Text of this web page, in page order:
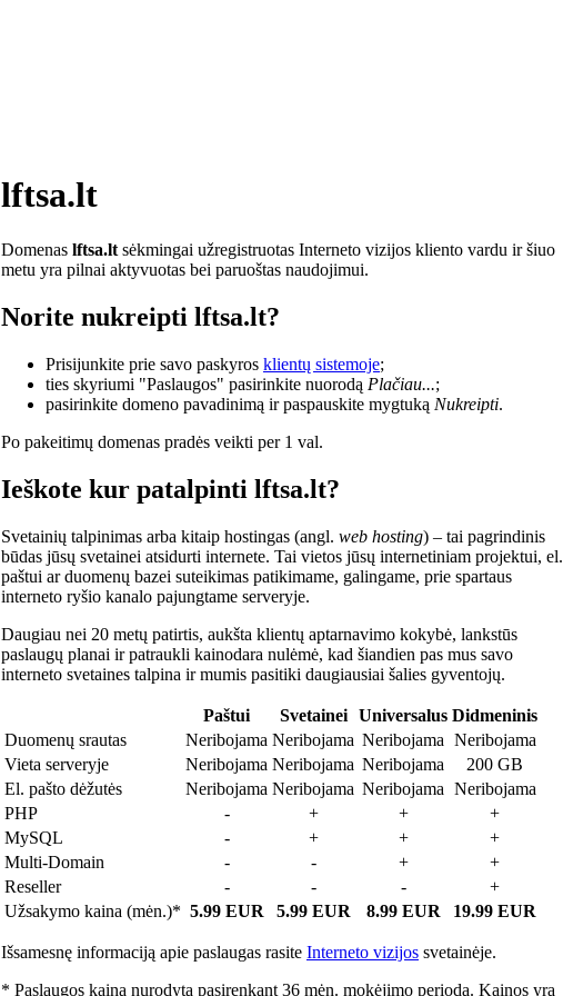
lftsa.lt
Domenas lftsa.lt sėkmingai užregistruotas Interneto vizijos kliento vardu ir šiuo
metu yra pilnai aktyvuotas bei paruoštas naudojimui.
Norite nukreipti lftsa.lt?
Prisijunkite prie savo paskyros klientų sistemoje;
ties skyriumi "Paslaugos" pasirinkite nuorodą Plačiau...;
pasirinkite domeno pavadinimą ir paspauskite mygtuką Nukreipti.
Po pakeitimų domenas pradės veikti per 1 val.
Ieškote kur patalpinti lftsa.lt?
Svetainių talpinimas arba kitaip hostingas (angl. web hosting) – tai pagrindinis
būdas jūsų svetainei atsidurti internete. Tai vietos jūsų internetiniam projektui, el.
paštui ar duomenų bazei suteikimas patikimame, galingame, prie spartaus
interneto ryšio kanalo pajungtame serveryje.
Daugiau nei 20 metų patirtis, aukšta klientų aptarnavimo kokybė, lankstūs
paslaugų planai ir patraukli kainodara nulėmė, kad šiandien pas mus savo
interneto svetaines talpina ir mumis pasitiki daugiausiai šalies gyventojų.
Paštui Svetainei Universalus Didmeninis
Duomenų srautas
Neribojama Neribojama Neribojama Neribojama
Vieta serveryje
Neribojama Neribojama Neribojama
200 GB
El. pašto dėžutės
Neribojama Neribojama Neribojama Neribojama
PHP
- + +
+
MySQL
- + +
+
Multi-Domain
- - +
+
Reseller
- - -
+
Užsakymo kaina (mėn.)* 5.99 EUR 5.99 EUR 8.99 EUR 19.99 EUR
Išsamesnę informaciją apie paslaugas rasite Interneto vizijos svetainėje.
* Paslaugos kaina nurodyta pasirenkant 36 mėn. mokėjimo periodą. Kainos yra